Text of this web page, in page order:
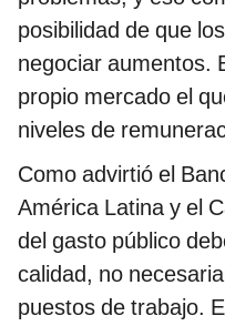
posibilidad de que
negociar aumentos.
propio mercado el
niveles de
Como advirtió el
América Latina y el
del gasto público
calidad, no
puestos de trabajo.